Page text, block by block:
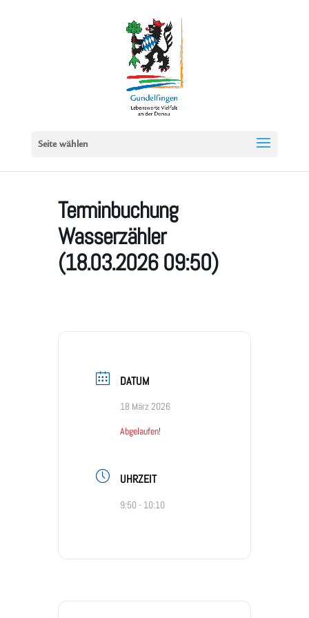
Seite wählen
Terminbuchung
Wasserzähler
(18.03.2026 09:50)
DATUM
18 März 2026
Abgelaufen!
UHRZEIT
9:50 - 10:10